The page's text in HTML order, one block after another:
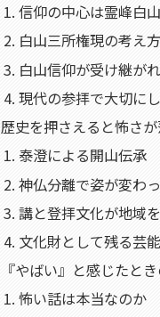
信仰の中心は霊峰白山
白山三所権現の考え方
白山信仰が受け継が
現代の参拝で大切に
歴史を押さえると怖さ
泰澄による開山伝承
神仏分離で姿が変わ
講と登拝文化が地域
文化財として残る芸
『やばい』と感じたと
怖い話は本当なのか